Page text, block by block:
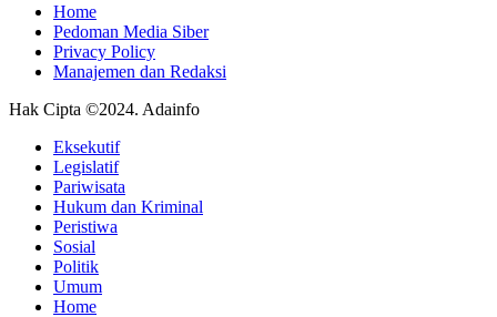
Home
Pedoman Media Siber
Privacy Policy
Manajemen dan Redaksi
Hak Cipta ©2024. Adainfo
Eksekutif
Legislatif
Pariwisata
Hukum dan Kriminal
Peristiwa
Sosial
Politik
Umum
Home